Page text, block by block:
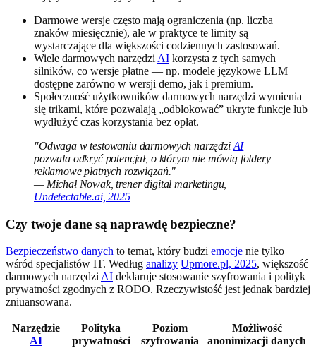
Darmowe wersje często mają ograniczenia (np. liczba
znaków miesięcznie), ale w praktyce te limity są
wystarczające dla większości codziennych zastosowań.
Wiele darmowych narzędzi AI korzysta z tych samych
silników, co wersje płatne — np. modele językowe LLM
dostępne zarówno w wersji demo, jak i premium.
Społeczność użytkowników darmowych narzędzi wymienia
się trikami, które pozwalają „odblokować” ukryte funkcje lub
wydłużyć czas korzystania bez opłat.
"Odwaga w testowaniu darmowych narzędzi AI
pozwala odkryć potencjał, o którym nie mówią foldery
reklamowe płatnych rozwiązań."
— Michał Nowak, trener digital marketingu,
Undetectable.ai, 2025
Czy twoje dane są naprawdę bezpieczne?
Bezpieczeństwo danych to temat, który budzi emocje nie tylko
wśród specjalistów IT. Według analizy Upmore.pl, 2025, większość
darmowych narzędzi AI deklaruje stosowanie szyfrowania i polityk
prywatności zgodnych z RODO. Rzeczywistość jest jednak bardziej
zniuansowana.
Narzędzie
AI
Polityka
prywatności
Poziom
szyfrowania
Możliwość
anonimizacji danych